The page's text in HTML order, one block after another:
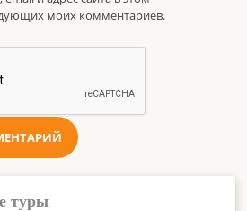
моих комментариев.
туры